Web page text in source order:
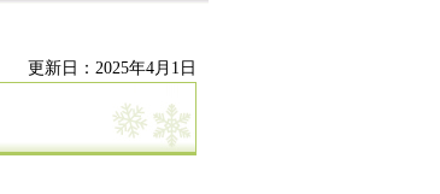
更新日：2025年4月1日